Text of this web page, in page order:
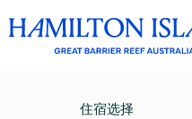
住宿选择